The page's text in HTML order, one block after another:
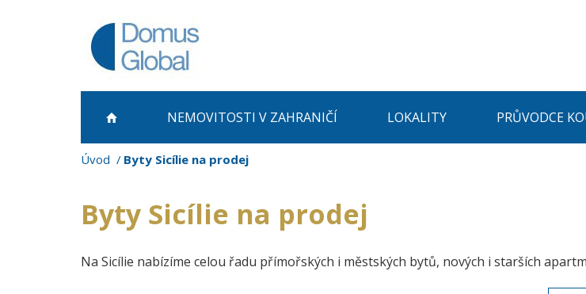
NEMOVITOSTI V ZAHRANIČÍ LOKALITY PRŮVODCE
Úvod Byty Sicílie na prodej
Byty Sicílie na prodej
Na Sicílie nabízíme celou řadu přímořských i městských bytů, nových i starších